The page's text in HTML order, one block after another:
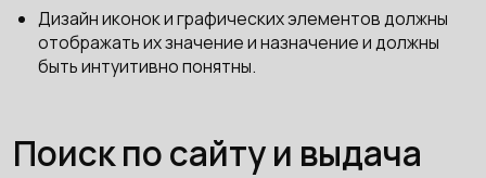
Дизайн иконок и графических элементов должны
отображать их значение и назначение и должны
быть интуитивно понятны.
Поиск по сайту и выдача